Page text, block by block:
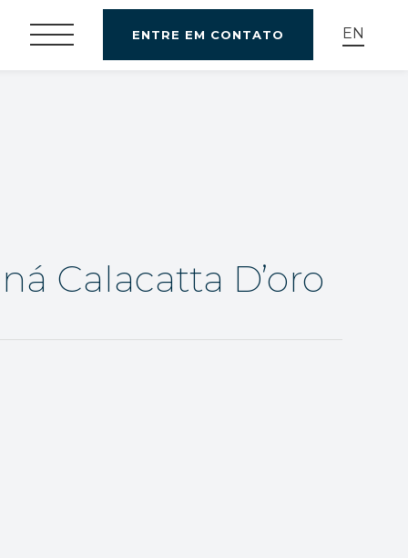
ENTRE EM CONTATO EN
Calacatta D’oro